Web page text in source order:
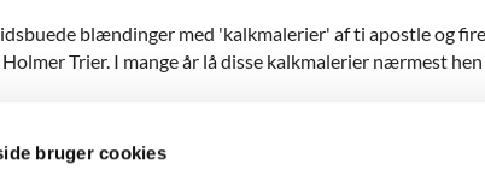
bruger cookies
blændinger med 'kalkmalerier' af ti apostle og
Trier. I mange år lå disse kalkmalerier nærmest